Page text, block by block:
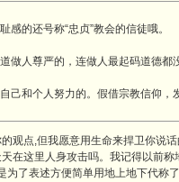
的还号称“忠贞”教会的信徒哦。
做人尊严的，连做人最起码道德都
己和个人努力的。假借宗教信仰，
观点,但我愿意用生命来捍卫你说
在这里人身攻击吗。我记得以前
为了表述方便简单用地上地下代称